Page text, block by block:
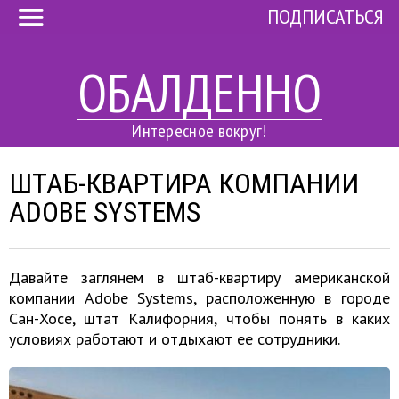
ОБАЛДЕННО
Интересное вокруг!
ПОДПИСАТЬСЯ
ШТАБ-КВАРТИРА КОМПАНИИ
ADOBE SYSTEMS
Давайте заглянем в штаб-квартиру американской
компании Adobe Systems, расположенную в городе
Сан-Хосе, штат Калифорния, чтобы понять в каких
условиях работают и отдыхают ее сотрудники.